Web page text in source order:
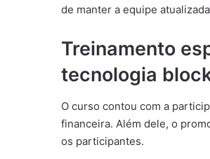
de manter a equipe
Treinamento
tecnologia
O curso contou com a
financeira. Além dele, o
os participantes.